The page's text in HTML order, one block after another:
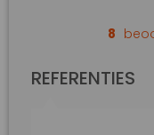
8
REFERENTIES